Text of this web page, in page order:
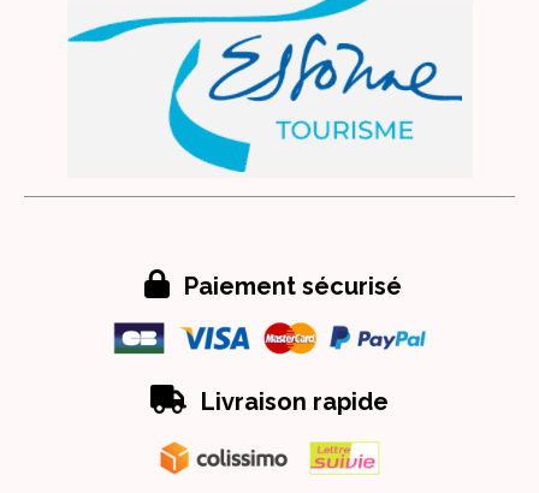
 Paiement sécurisé
 Livraison rapide